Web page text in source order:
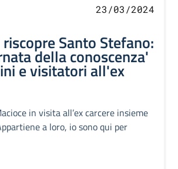
23/03/2024
Santo Stefano:
della conoscenza'
e visitatori all'ex
in visita all’ex carcere insieme
a loro, io sono qui per